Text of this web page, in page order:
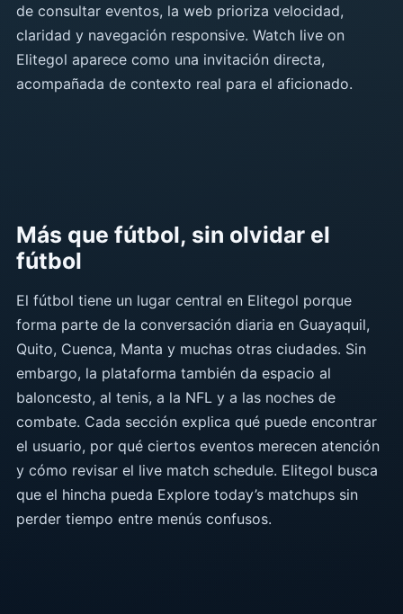
de consultar eventos, la web prioriza velocidad,
claridad y navegación responsive. Watch live on
Elitegol aparece como una invitación directa,
acompañada de contexto real para el aficionado.
Más que fútbol, sin olvidar el
fútbol
El fútbol tiene un lugar central en Elitegol porque
forma parte de la conversación diaria en Guayaquil,
Quito, Cuenca, Manta y muchas otras ciudades. Sin
embargo, la plataforma también da espacio al
baloncesto, al tenis, a la NFL y a las noches de
combate. Cada sección explica qué puede encontrar
el usuario, por qué ciertos eventos merecen atención
y cómo revisar el live match schedule. Elitegol busca
que el hincha pueda Explore today’s matchups sin
perder tiempo entre menús confusos.